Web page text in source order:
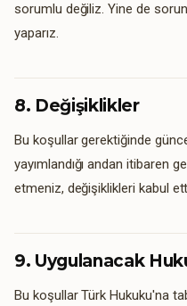
sorumlu değiliz. Yine de
yaparız.
8. Değişiklikler
Bu koşullar gerektiğinde
yayımlandığı andan itibaren
etmeniz, değişiklikleri kabul
9. Uygulanacak
Bu koşullar Türk Hukuku'na